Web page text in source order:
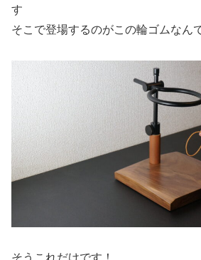
す
そこで登場するのがこの輪ゴムなん
そうこれだけです！